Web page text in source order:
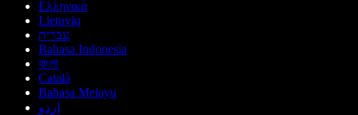
Ελληνικά
Lietuvių
עברית
Bahasa Indonesia
বাংলা
Català
Bahasa Melayu
اردو